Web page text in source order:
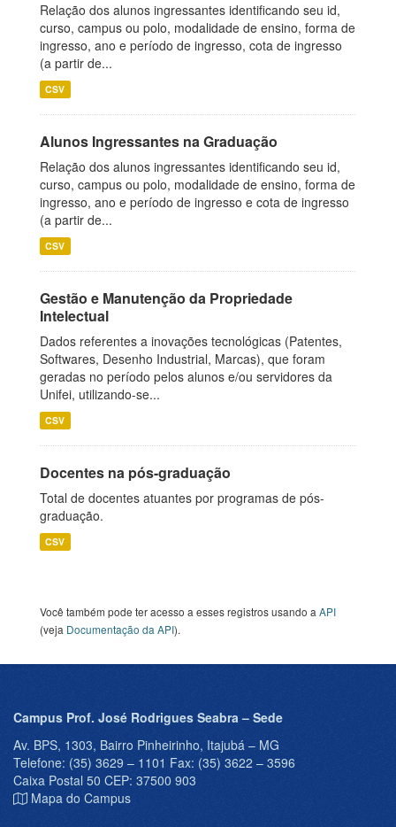
Relação dos alunos ingressantes identificando seu id,
curso, campus ou polo, modalidade de ensino, forma de
ingresso, ano e período de ingresso, cota de ingresso
(a partir de...
CSV
Alunos Ingressantes na Graduação
Relação dos alunos ingressantes identificando seu id,
curso, campus ou polo, modalidade de ensino, forma de
ingresso, ano e período de ingresso e cota de ingresso
(a partir de...
CSV
Gestão e Manutenção da Propriedade
Intelectual
Dados referentes a inovações tecnológicas (Patentes,
Softwares, Desenho Industrial, Marcas), que foram
geradas no período pelos alunos e/ou servidores da
Unifei, utilizando-se...
CSV
Docentes na pós-graduação
Total de docentes atuantes por programas de pós-
graduação.
CSV
Você também pode ter acesso a esses registros usando a API
(veja Documentação da API).
Campus Prof. José Rodrigues Seabra – Sede
Av. BPS, 1303, Bairro Pinheirinho, Itajubá – MG
Telefone: (35) 3629 – 1101 Fax: (35) 3622 – 3596
Caixa Postal 50 CEP: 37500 903
Mapa do Campus